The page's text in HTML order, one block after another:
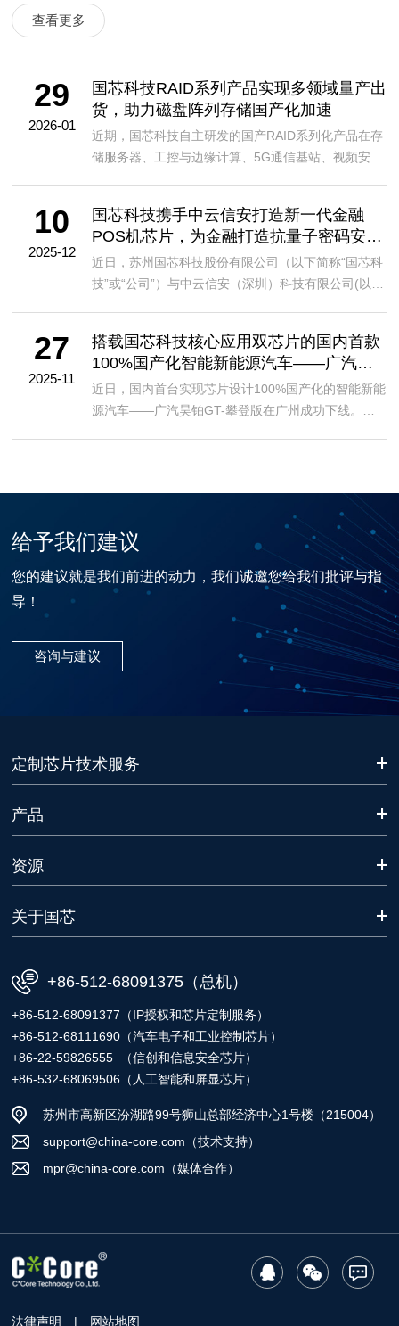
则，双方将基于各自的技术优势，共同研究量子/抗量
子技术以及RI...
查看更多
29
2026-01
国芯科技RAID系列产品实现多领域量产出
货，助力磁盘阵列存储国产化加速
近期，国芯科技自主研发的国产RAID系列化产品在存
储服务器、工控与边缘计算、5G通信基站、视频安防
及R...
10
2025-12
国芯科技携手中云信安打造新一代金融
POS机芯片，为金融打造抗量子密码安全
底座
近日，苏州国芯科技股份有限公司（以下简称“国芯科
技”或“公司”）与中云信安（深圳）科技有限公司(以下
27
2025-11
搭载国芯科技核心应用双芯片的国内首款
100%国产化智能新能源汽车——广汽昊
铂GT-攀登版重磅下线
近日，国内首台实现芯片设计100%国产化的智能新能
源汽车——广汽昊铂GT-攀登版在广州成功下线。此
给予我们建议
您的建议就是我们前进的动力，我们诚邀您给我们批评与指
导！
咨询与建议
定制芯片技术服务
产品
资源
关于国芯
+86-512-68091375（总机）
+86-512-68091377（IP授权和芯片定制服务）
+86-512-68111690（汽车电子和工业控制芯片）
+86-22-59826555 （信创和信息安全芯片）
+86-532-68069506（人工智能和屏显芯片）
苏州市高新区汾湖路99号狮山总部经济中心1号楼（215004）
support@china-core.com（技术支持）
mpr@china-core.com（媒体合作）
法律声明 | 网站地图